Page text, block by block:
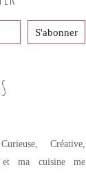
Créative,
ma cuisine me